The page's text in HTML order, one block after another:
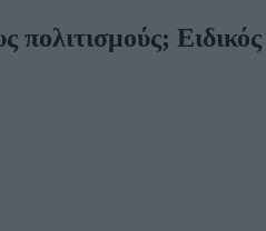
πολιτισμούς;